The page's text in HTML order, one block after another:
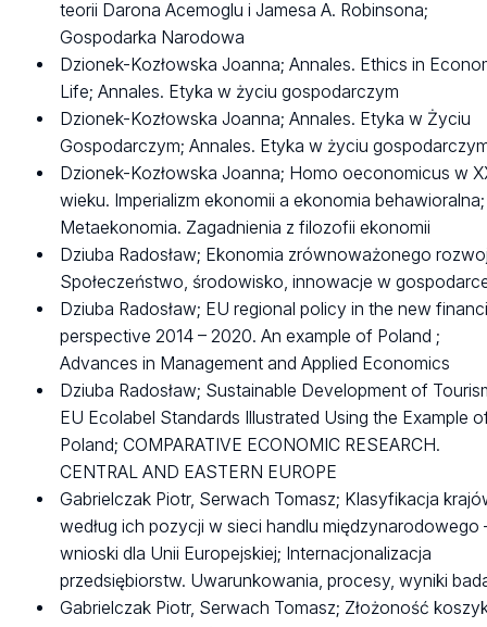
teorii Darona Acemoglu i Jamesa A. Robinsona;
Gospodarka Narodowa
Dzionek-Kozłowska Joanna; Annales. Ethics in
Life; Annales. Etyka w życiu gospodarczym
Dzionek-Kozłowska Joanna; Annales. Etyka w Życiu
Gospodarczym; Annales. Etyka w życiu
Dzionek-Kozłowska Joanna; Homo oeconomicus w
wieku. Imperializm ekonomii a ekonomia behawioralna;
Metaekonomia. Zagadnienia z filozofii ekonomii
Dziuba Radosław; Ekonomia zrównoważonego
Społeczeństwo, środowisko, innowacje w
Dziuba Radosław; EU regional policy in the new
perspective 2014 – 2020. An example of Poland ;
Advances in Management and Applied Economics
Dziuba Radosław; Sustainable Development of
EU Ecolabel Standards Illustrated Using the Example
Poland; COMPARATIVE ECONOMIC RESEARCH.
CENTRAL AND EASTERN EUROPE
Gabrielczak Piotr, Serwach Tomasz; Klasyfikacja
według ich pozycji w sieci handlu międzynarodowego
wnioski dla Unii Europejskiej; Internacjonalizacja
przedsiębiorstw. Uwarunkowania, procesy, wyniki
Gabrielczak Piotr, Serwach Tomasz; Złożoność